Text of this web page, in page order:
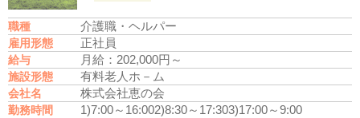
職種 介護職・ヘルパー
雇用形態 正社員
給与 月給：202,000円～
施設形態 有料老人ホ－ム
会社名 株式会社恵の会
勤務時間 1)7:00～16:002)8:30～17:303)17:00～9:00